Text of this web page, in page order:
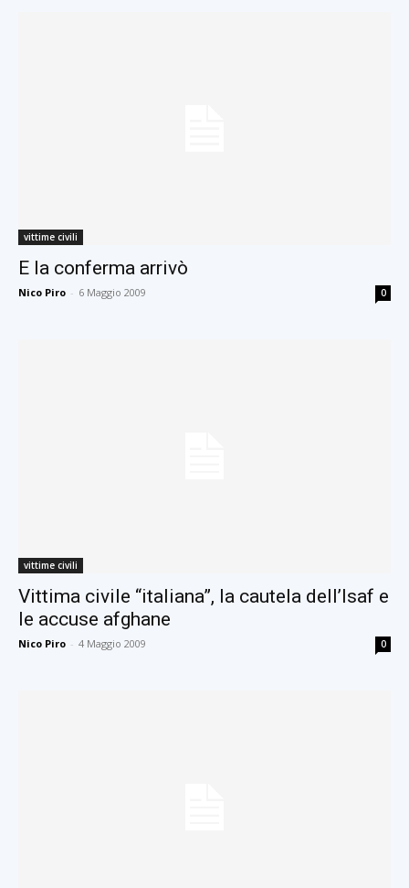
vittime civili
E la conferma arrivò
Nico Piro - 6 Maggio 2009 0
vittime civili
Vittima civile “italiana”, la cautela dell’Isaf e
le accuse afghane
Nico Piro - 4 Maggio 2009 0